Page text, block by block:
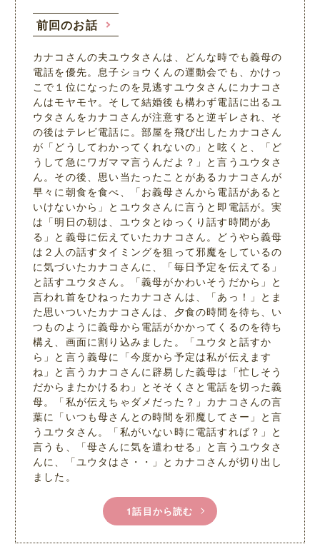
前回のお話
カナコさんの夫ユウタさんは、どんな時でも義母の
電話を優先。息子ショウくんの運動会でも、かけっ
こで１位になったのを見逃すユウタさんにカナコさ
んはモヤモヤ。そして結婚後も構わず電話に出るユ
ウタさんをカナコさんが注意すると逆ギレされ、そ
の後はテレビ電話に。部屋を飛び出したカナコさん
が「どうしてわかってくれないの」と呟くと、「ど
うして急にワガママ言うんだよ？」と言うユウタさ
ん。その後、思い当たったことがあるカナコさんが
早々に朝食を食べ、「お義母さんから電話があると
いけないから」とユウタさんに言うと即電話が。実
は「明日の朝は、ユウタとゆっくり話す時間があ
る」と義母に伝えていたカナコさん。どうやら義母
は２人の話すタイミングを狙って邪魔をしているの
に気づいたカナコさんに、「毎日予定を伝えてる」
と話すユウタさん。「義母がかわいそうだから」と
言われ首をひねったカナコさんは、「あっ！」とま
た思いついたカナコさんは、夕食の時間を待ち、い
つものように義母から電話がかかってくるのを待ち
構え、画面に割り込みました。「ユウタと話すか
ら」と言う義母に「今度から予定は私が伝えます
ね」と言うカナコさんに辟易した義母は「忙しそう
だからまたかけるわ」とそそくさと電話を切った義
母。「私が伝えちゃダメだった？」カナコさんの言
葉に「いつも母さんとの時間を邪魔してさー」と言
うユウタさん。「私がいない時に電話すれば？」と
言うも、「母さんに気を遣わせる」と言うユウタさ
んに、「ユウタはさ・・」とカナコさんが切り出し
ました。
1話目から読む